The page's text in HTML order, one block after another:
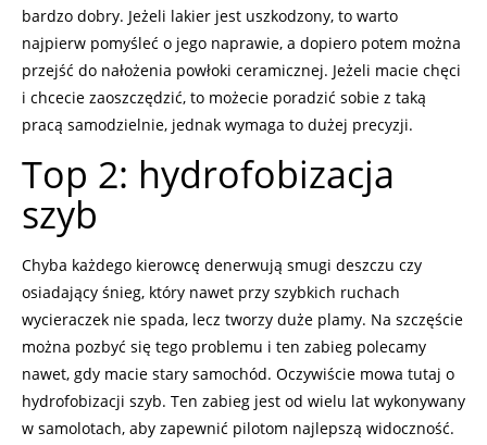
bardzo dobry. Jeżeli lakier jest uszkodzony, to warto
najpierw pomyśleć o jego naprawie, a dopiero potem można
przejść do nałożenia powłoki ceramicznej. Jeżeli macie chęci
i chcecie zaoszczędzić, to możecie poradzić sobie z taką
pracą samodzielnie, jednak wymaga to dużej precyzji.
Top 2: hydrofobizacja
szyb
Chyba każdego kierowcę denerwują smugi deszczu czy
osiadający śnieg, który nawet przy szybkich ruchach
wycieraczek nie spada, lecz tworzy duże plamy. Na szczęście
można pozbyć się tego problemu i ten zabieg polecamy
nawet, gdy macie stary samochód. Oczywiście mowa tutaj o
hydrofobizacji szyb. Ten zabieg jest od wielu lat wykonywany
w samolotach, aby zapewnić pilotom najlepszą widoczność.